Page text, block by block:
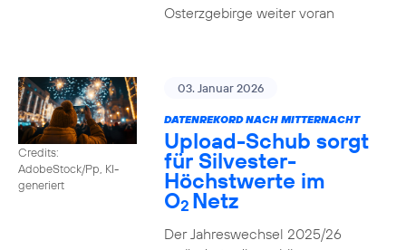
Osterzgebirge weiter voran
Credits:
AdobeStock/Pp, KI-
generiert
03. Januar 2026
DATENREKORD NACH MITTERNACHT
Upload-Schub sorgt
für Silvester-
Höchstwerte im
O2 Netz
Der Jahreswechsel 2025/26